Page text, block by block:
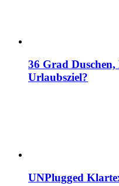
36 Grad
Urlaubsziel?
UNPlugged